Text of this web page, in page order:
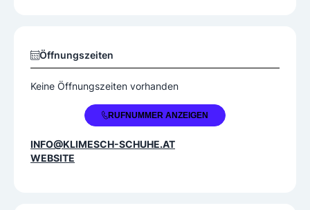
Öffnungszeiten
Keine Öffnungszeiten vorhanden
+43 670 6020174RUFNUMMER ANZEIGEN
INFO@KLIMESCH-SCHUHE.AT
WEBSITE